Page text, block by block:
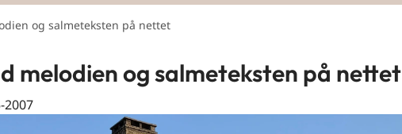
og salmeteksten på nettet
melodien og salmeteksten på nettet
2007